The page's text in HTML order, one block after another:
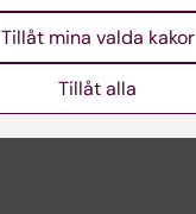
Tillåt mina valda kakor
Tillåt alla